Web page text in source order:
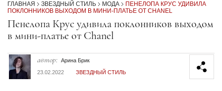
ГЛАВНАЯ ЗВЕЗДНЫЙ СТИЛЬ МОДА
ПЕНЕЛОПА КРУС УДИВИЛА
ПОКЛОННИКОВ ВЫХОДОМ В МИНИ-ПЛАТЬЕ ОТ CHANEL
Секция статей
Пенелопа Крус удивила поклонников выходом
в мини-платье от Chanel
автор: Арина Брик
23.02.2022
ЗВЕЗДНЫЙ СТИЛЬ